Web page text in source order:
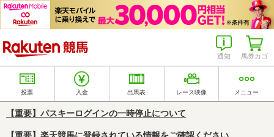
馬券カゴ
通知
投票 入金 出馬表 レース映像 メニュー
【重要】パスキーログインの一時停止について
【重要】楽天競馬に登録されている情報をご確認ください